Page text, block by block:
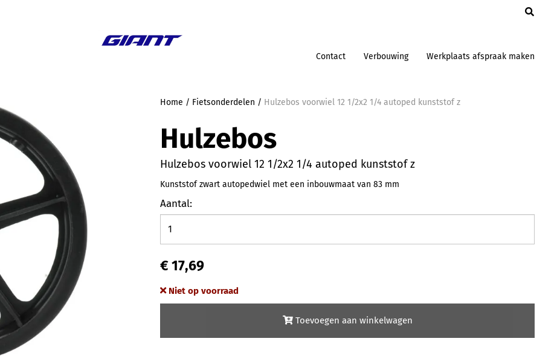
Contact Verbouwing Werkplaats afspraak maken
Home / Fietsonderdelen / Hulzebos voorwiel 12 1/2x2 1/4 autoped kunststof z
Hulzebos
Hulzebos voorwiel 12 1/2x2 1/4 autoped kunststof z
Kunststof zwart autopedwiel met een inbouwmaat van 83 mm
Aantal:
€ 17,69
Niet op voorraad
Toevoegen aan winkelwagen